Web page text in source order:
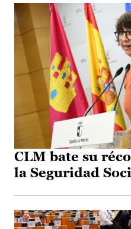
CLM bate su
la Seguridad